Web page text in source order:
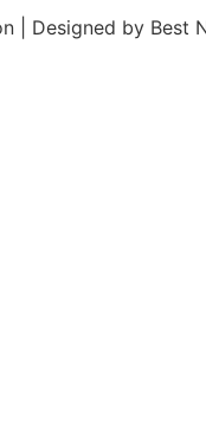
| Designed by Best